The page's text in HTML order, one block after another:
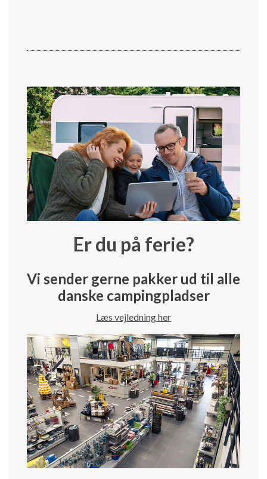
Er du på ferie?
Vi sender gerne pakker ud til alle
danske campingpladser
Læs vejledning her